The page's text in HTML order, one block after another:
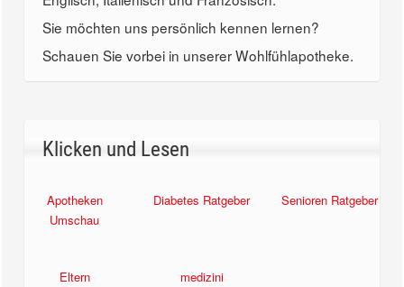
Sie möchten uns persönlich kennen lernen?
Schauen Sie vorbei in unserer Wohlfühlapotheke.
Klicken und Lesen
Apotheken
Umschau
Diabetes Ratgeber Senioren Ratgeber
Eltern medizini